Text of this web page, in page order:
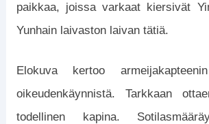
paikkaa, joissa varkaat kiersivät
Yunhain laivaston laivan tätiä.
Elokuva kertoo
oikeudenkäynnistä. Tarkkaan
todellinen kapina.